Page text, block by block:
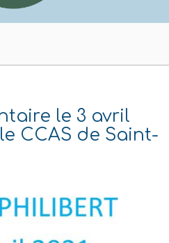
le 3 avril
CCAS de Saint-